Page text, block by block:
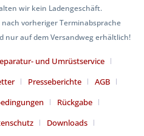
wir kein Ladengeschäft.
vorheriger Terminabsprache
nur auf dem Versandweg erhältlich!
und Umrüstservice
Presseberichte
AGB
Rückgabe
Downloads